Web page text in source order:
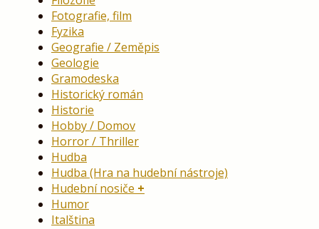
Fotografie, film
Fyzika
Geografie / Zeměpis
Geologie
Gramodeska
Historický román
Historie
Hobby / Domov
Horror / Thriller
Hudba
Hudba (Hra na hudební nástroje)
Hudební nosiče
Humor
Italština